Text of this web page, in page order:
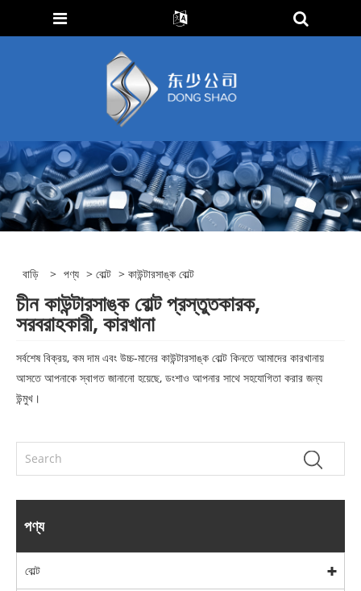
বাড়ি > পণ্য >বোল্ট > কাউন্টারসাঙ্ক বোল্ট
চীন কাউন্টারসাঙ্ক বোল্ট প্রস্তুতকারক,
সরবরাহকারী, কারখানা
সর্বশেষ বিক্রয়, কম দাম এবং উচ্চ-মানের কাউন্টারসাঙ্ক বোল্ট কিনতে আমাদের কারখানায়
আসতে আপনাকে স্বাগত জানানো হয়েছে, ডংশাও আপনার সাথে সহযোগিতা করার জন্য
উন্মুখ।
পণ্য
বোল্ট